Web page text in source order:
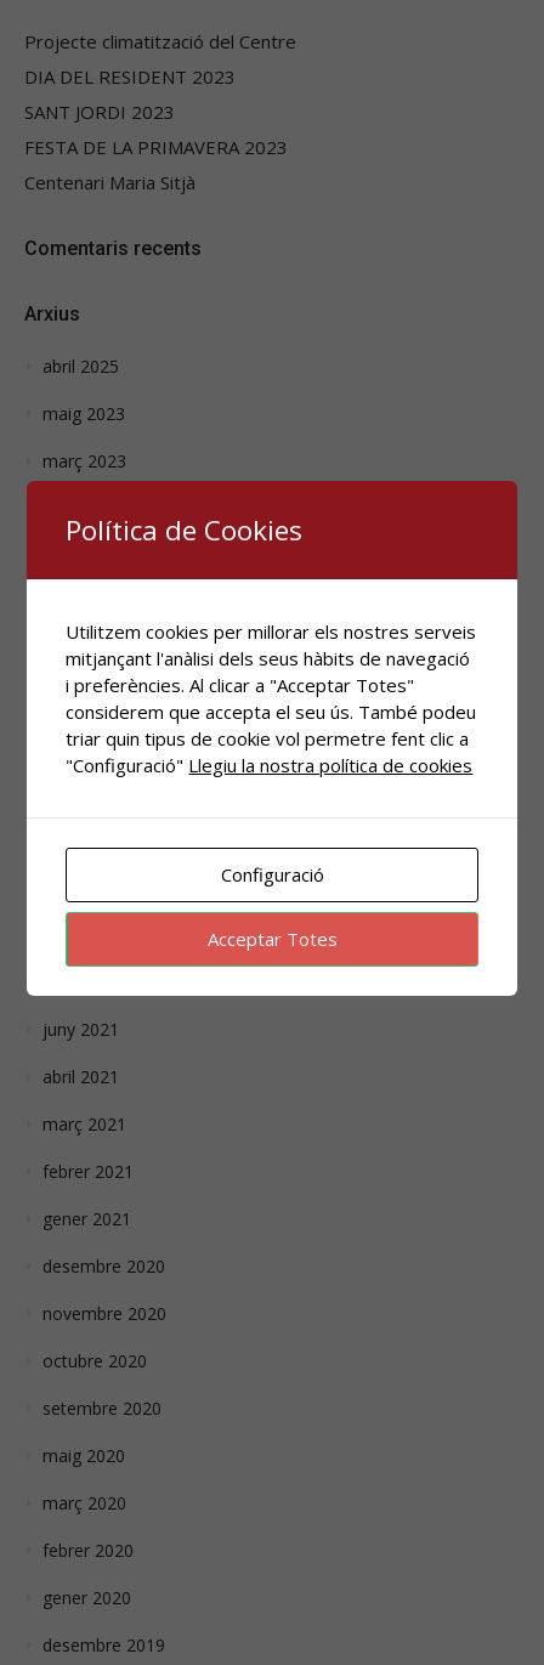
Projecte climatització del Centre
DIA DEL RESIDENT 2023
SANT JORDI 2023
FESTA DE LA PRIMAVERA 2023
Centenari Maria Sitjà
Comentaris recents
Arxius
abril 2025
maig 2023
març 2023
abril 2022
març 2022
gener 2022
juny 2021
abril 2021
març 2021
febrer 2021
gener 2021
desembre 2020
novembre 2020
octubre 2020
setembre 2020
maig 2020
març 2020
febrer 2020
gener 2020
desembre 2019
Política de Cookies
Utilitzem cookies per millorar els nostres serveis
mitjançant l'anàlisi dels seus hàbits de navegació
i preferències. Al clicar a "Acceptar Totes"
considerem que accepta el seu ús. També podeu
triar quin tipus de cookie vol permetre fent clic a
"Configuració" Llegiu la nostra política de cookies
Configuració
Acceptar Totes